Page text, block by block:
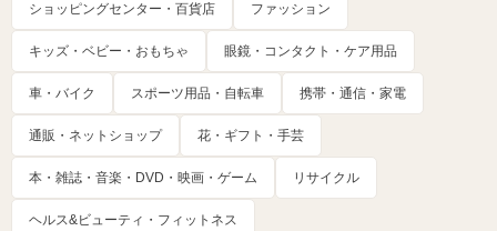
ショッピングセンター・百貨店 ファッション
キッズ・ベビー・おもちゃ 眼鏡・コンタクト・ケア用品
車・バイク スポーツ用品・自転車 携帯・通信・家電
通販・ネットショップ 花・ギフト・手芸
本・雑誌・音楽・DVD・映画・ゲーム リサイクル
ヘルス&ビューティ・フィットネス